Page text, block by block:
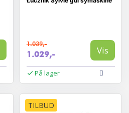
1.039,-
1.029,- Vis
På lager
TILBUD